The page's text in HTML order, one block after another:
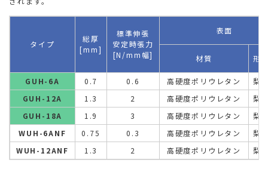
タイプ
総厚
[mm]
標準伸張
安定時張力
[N/mm幅]
表面
材質 形
GUH-6A 0.7 0.6 高硬度ポリウレタン
梨
GUH-12A
1.3 2 高硬度ポリウレタン
梨
GUH-18A
1.9 3 高硬度ポリウレタン
梨
WUH-6ANF
0.75 0.3 高硬度ポリウレタン
梨
WUH-12ANF
1.3 2 高硬度ポリウレタン 梨